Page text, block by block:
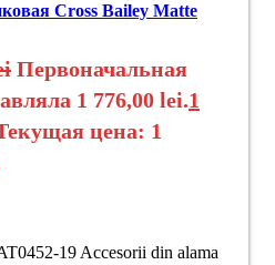
Cross Bailey Matte
Первоначальная
1 776,00 lei.1
цена: 1
19 Accesorii din alama